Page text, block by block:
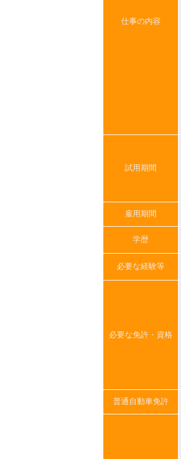
仕事の内容
試用期間
雇用期間
学歴
必要な経験等
必要な免許・資格
普通自動車免許